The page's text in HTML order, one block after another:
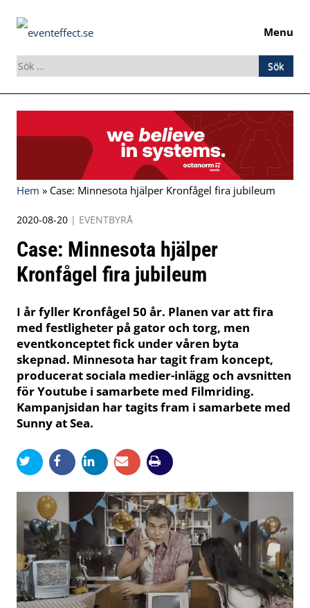
Menu
Sök
efter:
Hem » Case: Minnesota hjälper Kronfågel fira jubileum
2020-08-20 | EVENTBYRÅ
Case: Minnesota hjälper
Kronfågel fira jubileum
I år fyller Kronfågel 50 år. Planen var att fira
med festligheter på gator och torg, men
eventkonceptet fick under våren byta
skepnad. Minnesota har tagit fram koncept,
producerat sociala medier-inlägg och avsnitten
för Youtube i samarbete med Filmriding.
Kampanjsidan har tagits fram i samarbete med
Sunny at Sea.